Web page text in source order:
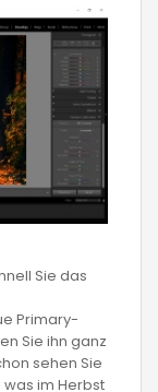
Sie das
Primary-
Sie ihn ganz
sehen Sie
im Herbst